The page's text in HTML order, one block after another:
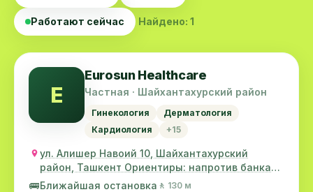
Работают сейчас Найдено: 1
E
Eurosun Healthcare
Частная · Шайхантахурский район
Гинекология
Дерматология
Кардиология
+15
ул. Алишер Навоий 10, Шайхантахурский
район, Ташкент Ориентиры: напротив банка
"Трастбанк"
🚌Ближайшая остановка 🚶 130 м